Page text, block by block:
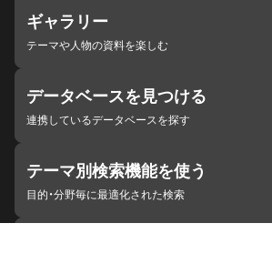
ギャラリー
テーマや人物の資料を楽しむ
データベースを見つける
連携しているデータベースを探す
テーマ別検索機能を使う
目的・分野毎に最適化された検索